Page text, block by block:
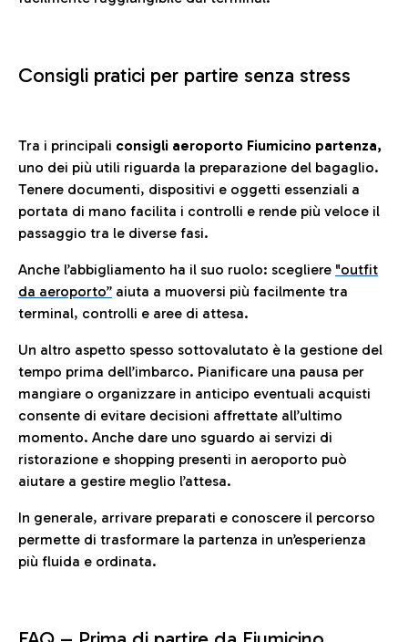
Consigli pratici per partire senza stress
Tra i principali consigli aeroporto Fiumicino partenza,
uno dei più utili riguarda la preparazione del bagaglio.
Tenere documenti, dispositivi e oggetti essenziali a
portata di mano facilita i controlli e rende più veloce il
passaggio tra le diverse fasi.
Anche l’abbigliamento ha il suo ruolo: scegliere "outfit
da aeroporto” aiuta a muoversi più facilmente tra
terminal, controlli e aree di attesa.
Un altro aspetto spesso sottovalutato è la gestione del
tempo prima dell’imbarco. Pianificare una pausa per
mangiare o organizzare in anticipo eventuali acquisti
consente di evitare decisioni affrettate all’ultimo
momento. Anche dare uno sguardo ai servizi di
ristorazione e shopping presenti in aeroporto può
aiutare a gestire meglio l’attesa.
In generale, arrivare preparati e conoscere il percorso
permette di trasformare la partenza in un’esperienza
più fluida e ordinata.